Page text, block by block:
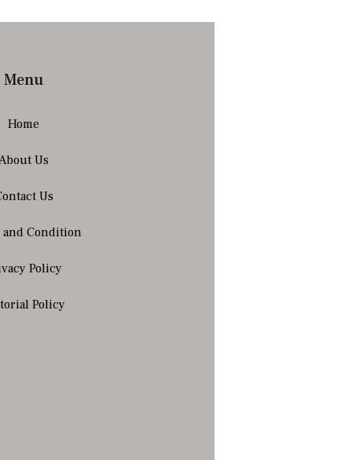
Menu
Home
Us
Us
and Condition
Policy
Policy